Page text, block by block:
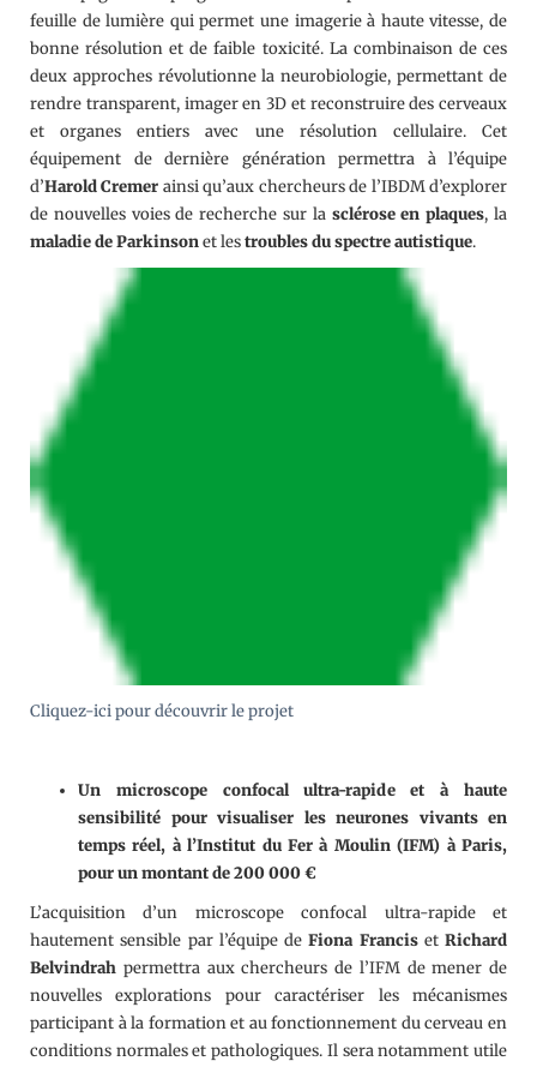
feuille de lumière qui permet une imagerie à haute vitesse, de
bonne résolution et de faible toxicité. La combinaison de ces
deux approches révolutionne la neurobiologie, permettant de
rendre transparent, imager en 3D et reconstruire des cerveaux
et organes entiers avec une résolution cellulaire. Cet
équipement de dernière génération permettra à l’équipe
d’Harold Cremer ainsi qu’aux chercheurs de l’IBDM d’explorer
de nouvelles voies de recherche sur la sclérose en plaques, la
maladie de Parkinsonet lestroubles du spectre autistique.
Cliquez-ici pour découvrir le projet
Un microscope confocal ultra-rapide et à haute
sensibilité pour visualiser les neurones vivants en
temps réel, à l’Institut du Fer à Moulin (IFM) à Paris,
pour un montant de 200 000 €
L’acquisition d’un microscope confocal ultra-rapide et
hautement sensible par l’équipe deFiona Franciset Richard
Belvindrah permettra aux chercheurs de l’IFM de mener de
nouvelles explorations pour caractériser les mécanismes
participant à la formation et au fonctionnement du cerveau en
conditions normales et pathologiques. Il sera notamment utile